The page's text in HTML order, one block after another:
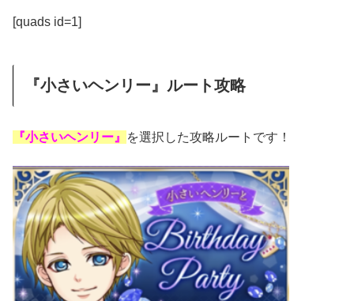
[quads id=1]
『小さいヘンリー』ルート攻略
『小さいヘンリー』 を選択した攻略ルートです！